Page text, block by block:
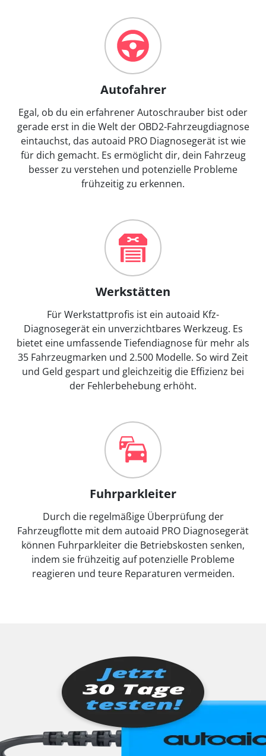
Autofahrer
Egal, ob du ein erfahrener Autoschrauber bist oder
gerade erst in die Welt der OBD2-Fahrzeugdiagnose
eintauchst, das autoaid PRO Diagnosegerät ist wie
für dich gemacht. Es ermöglicht dir, dein Fahrzeug
besser zu verstehen und potenzielle Probleme
frühzeitig zu erkennen.
Werkstätten
Für Werkstattprofis ist ein autoaid Kfz-
Diagnosegerät ein unverzichtbares Werkzeug. Es
bietet eine umfassende Tiefendiagnose für mehr als
35 Fahrzeugmarken und 2.500 Modelle. So wird Zeit
und Geld gespart und gleichzeitig die Effizienz bei
der Fehlerbehebung erhöht.
Fuhrparkleiter
Durch die regelmäßige Überprüfung der
Fahrzeugflotte mit dem autoaid PRO Diagnosegerät
können Fuhrparkleiter die Betriebskosten senken,
indem sie frühzeitig auf potenzielle Probleme
reagieren und teure Reparaturen vermeiden.